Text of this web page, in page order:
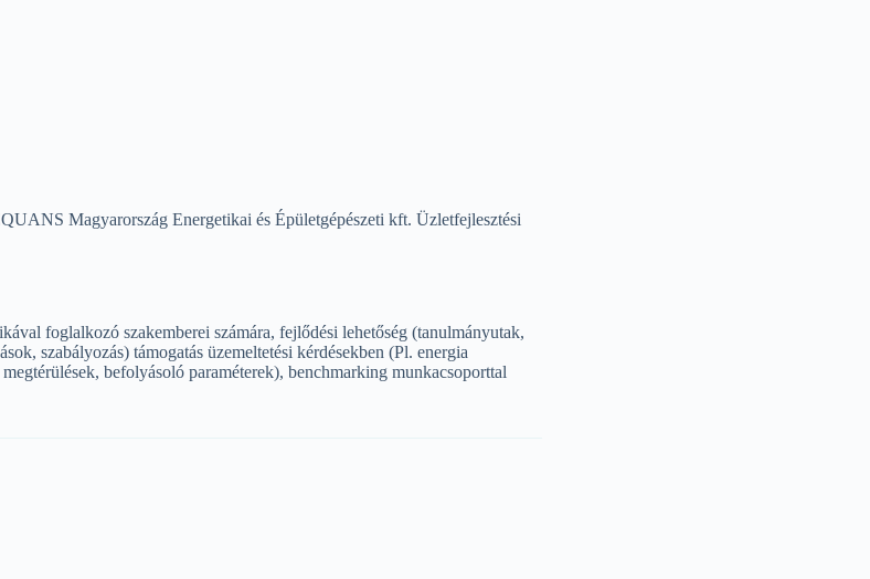
Magyarország Energetikai és Épületgépészeti kft. Üzletfejlesztési
foglalkozó szakemberei számára, fejlődési lehetőség (tanulmányutak,
szabályozás) támogatás üzemeltetési kérdésekben (Pl. energia
befolyásoló paraméterek), benchmarking munkacsoporttal